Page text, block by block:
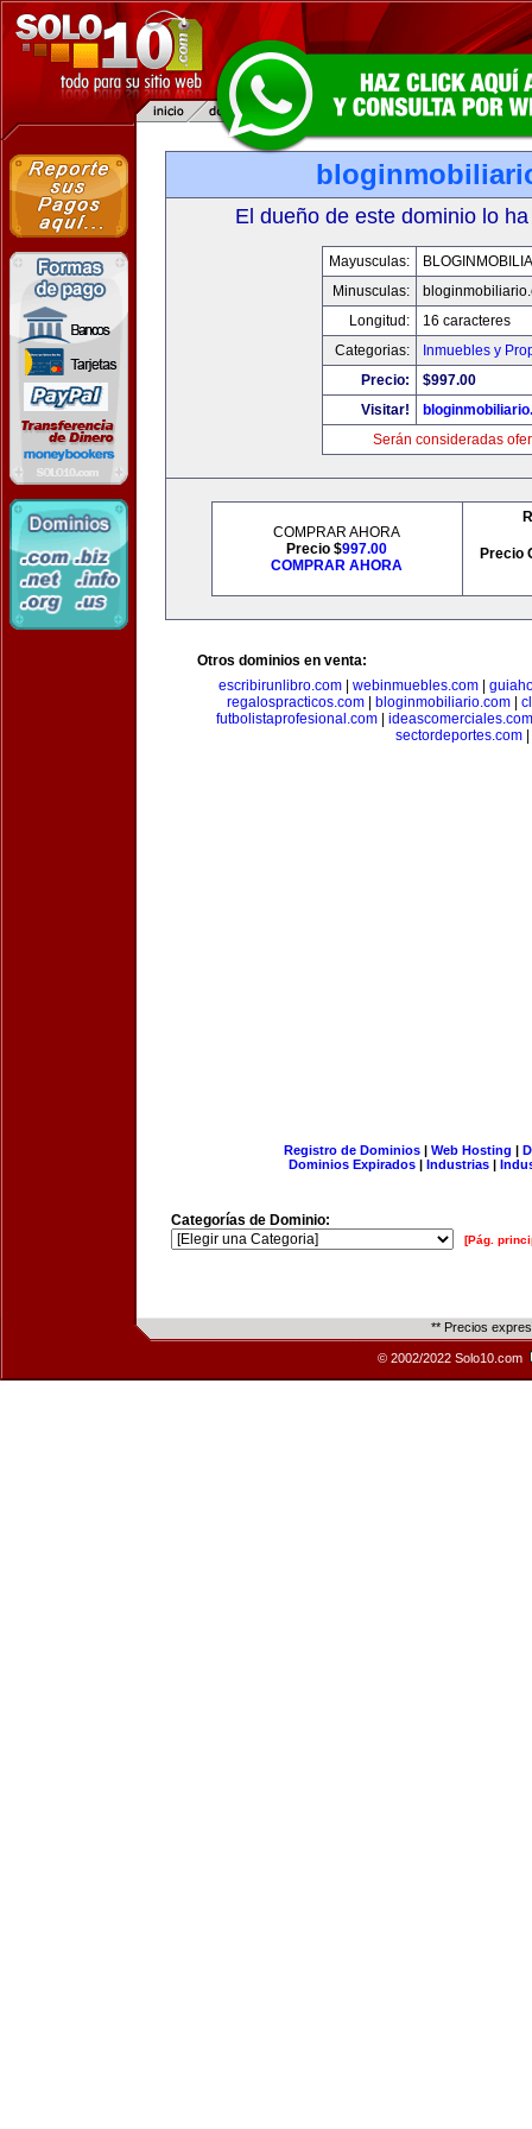
El dueño de este dominio lo
Mayusculas:
Minusculas:
Longitud:
16 caracteres
Categorias:
Inmuebles y
Precio:
$997.00
Visitar!
Serán consideradas
COMPRAR AHORA
Precio $997.00
COMPRAR AHORA
Precio
Otros dominios en venta:
escribirunlibro.com| webinmuebles.com|
regalospracticos.com| bloginmobiliario.com|
futbolistaprofesional.com
ideascomerciales.com
sectordeportes.com|
Registro de Dominios| Web Hosting |
Dominios Expirados | Industrias |
Categorías de Dominio:
[Pág.
** Precios
© 2002/2022 Solo10.com